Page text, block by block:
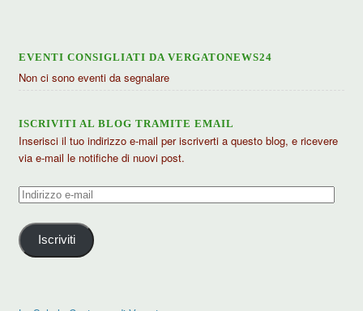
EVENTI CONSIGLIATI DA VERGATONEWS24
Non ci sono eventi da segnalare
ISCRIVITI AL BLOG TRAMITE EMAIL
Inserisci il tuo indirizzo e-mail per iscriverti a questo blog, e ricevere
via e-mail le notifiche di nuovi post.
Indirizzo
mail
Iscriviti